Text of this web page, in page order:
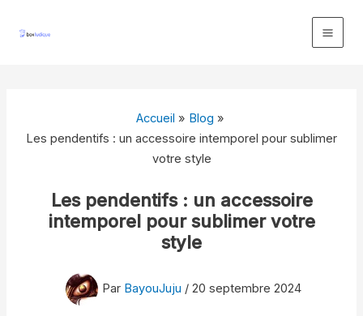
Accueil
Blog
Les pendentifs : un accessoire intemporel pour sublimer
votre style
Les pendentifs : un accessoire
intemporel pour sublimer votre
style
Par BayouJuju / 20 septembre 2024